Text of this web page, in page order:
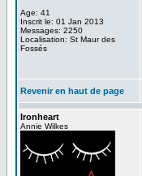
Age: 41
Inscrit le: 01 Jan 2013
Messages: 2250
Localisation: St Maur des
Fossés
Revenir en haut de page
Ironheart
Annie Wilkes